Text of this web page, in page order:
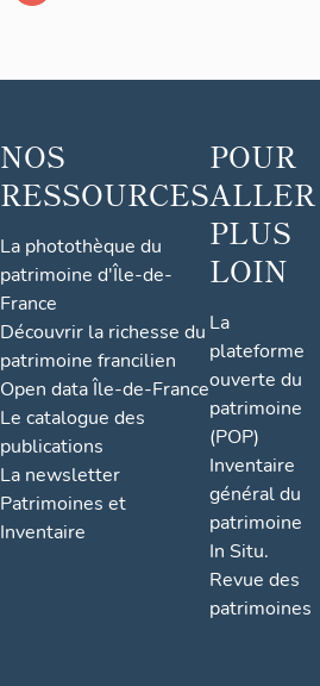
NOS
RESSOURCES
La photothèque du
patrimoine d'Île-de-
France
Découvrir la richesse du
patrimoine francilien
Open data Île-de-France
Le catalogue des
publications
La newsletter
Patrimoines et
Inventaire
POUR
ALLER
PLUS
LOIN
La
plateforme
ouverte du
patrimoine
(POP)
Inventaire
général du
patrimoine
In Situ.
Revue des
patrimoines